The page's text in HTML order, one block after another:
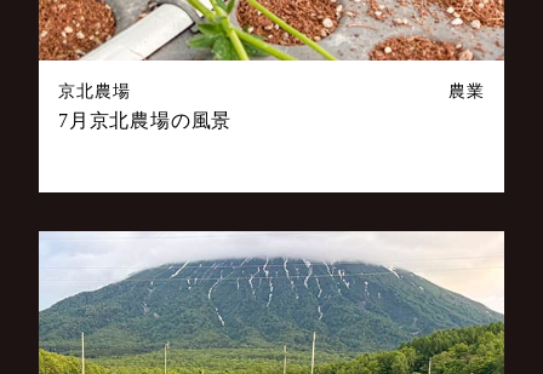
京北農場 農業
7月京北農場の風景